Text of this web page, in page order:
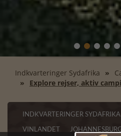
Indkvarteringer Sydafrika
Explore rejser, aktiv
INDKVARTERINGER SYDAFRIKA
VINLANDET